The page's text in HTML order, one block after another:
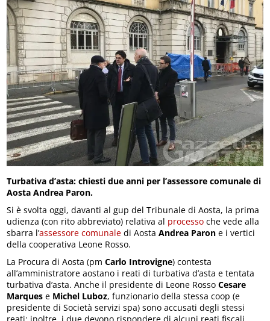
Turbativa d’asta: chiesti due anni per l’assessore comunale di
Aosta Andrea Paron.
Si è svolta oggi, davanti al gup del Tribunale di Aosta, la prima
udienza (con rito abbreviato) relativa al processo che vede alla
sbarra l’assessore comunale di AostaAndrea Paron e i vertici
della cooperativa Leone Rosso.
La Procura di Aosta (pmCarlo Introvigne) contesta
all’amministratore aostano i reati di turbativa d’asta e tentata
turbativa d’asta. Anche il presidente di Leone RossoCesare
Marques e Michel Luboz, funzionario della stessa coop (e
presidente di Società servizi spa) sono accusati degli stessi